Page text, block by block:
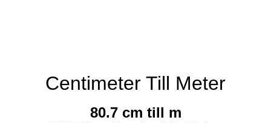
Centimeter Till Meter
80.7 cm till m